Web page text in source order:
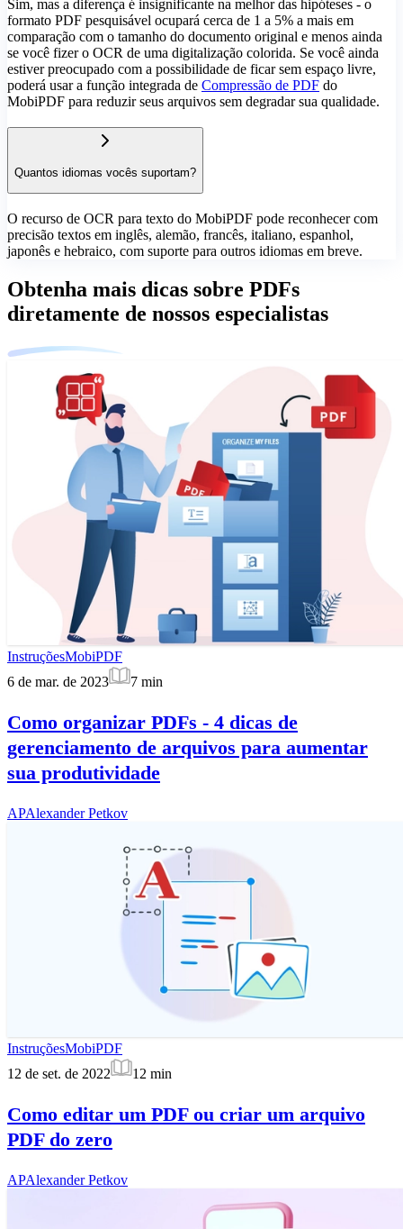
Sim, mas a diferença é insignificante na melhor das hipóteses - o
formato PDF pesquisável ocupará cerca de 1 a 5% a mais em
comparação com o tamanho do documento original e menos ainda
se você fizer o OCR de uma digitalização colorida. Se você ainda
estiver preocupado com a possibilidade de ficar sem espaço livre,
poderá usar a função integrada de Compressão de PDF do
MobiPDF para reduzir seus arquivos sem degradar sua qualidade.
Quantos idiomas vocês suportam?
O recurso de OCR para texto do MobiPDF pode reconhecer com
precisão textos em inglês, alemão, francês, italiano, espanhol,
japonês e hebraico, com suporte para outros idiomas em breve.
Obtenha mais dicas sobre PDFs
diretamente de nossos especialistas
InstruçõesMobiPDF
6 de mar. de 2023
7 min
Como organizar PDFs - 4 dicas de
gerenciamento de arquivos para aumentar
sua produtividade
APAlexander Petkov
InstruçõesMobiPDF
12 de set. de 2022
12 min
Como editar um PDF ou criar um arquivo
PDF do zero
APAlexander Petkov